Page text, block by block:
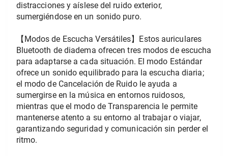
distracciones y aíslese del ruido exterior,
sumergiéndose en un sonido puro.
【Modos de Escucha Versátiles】Estos auriculares
Bluetooth de diadema ofrecen tres modos de escucha
para adaptarse a cada situación. El modo Estándar
ofrece un sonido equilibrado para la escucha diaria;
el modo de Cancelación de Ruido le ayuda a
sumergirse en la música en entornos ruidosos,
mientras que el modo de Transparencia le permite
mantenerse atento a su entorno al trabajar o viajar,
garantizando seguridad y comunicación sin perder el
ritmo.